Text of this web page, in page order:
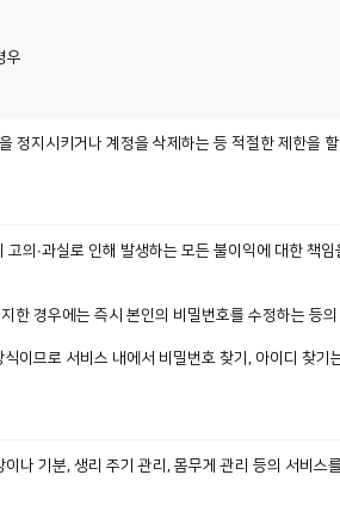
우
정지시키거나 계정을 삭제하는 등 적절한 제한을 할
∙과실로 인해 발생하는 모든 불이익에 대한 책
경우에는 즉시 본인의 비밀번호를 수정하는 등
이므로 서비스 내에서 비밀번호 찾기, 아이디 찾기
기분, 생리 주기 관리, 몸무게 관리 등의 서비스